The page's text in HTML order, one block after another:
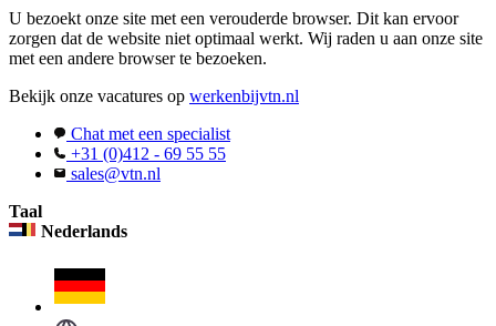
U bezoekt onze site met een verouderde browser. Dit kan ervoor
zorgen dat de website niet optimaal werkt. Wij raden u aan onze site
met een andere browser te bezoeken.
Bekijk onze vacatures op werkenbijvtn.nl
Chat met een specialist
+31 (0)412 - 69 55 55
sales@vtn.nl
Taal
Nederlands